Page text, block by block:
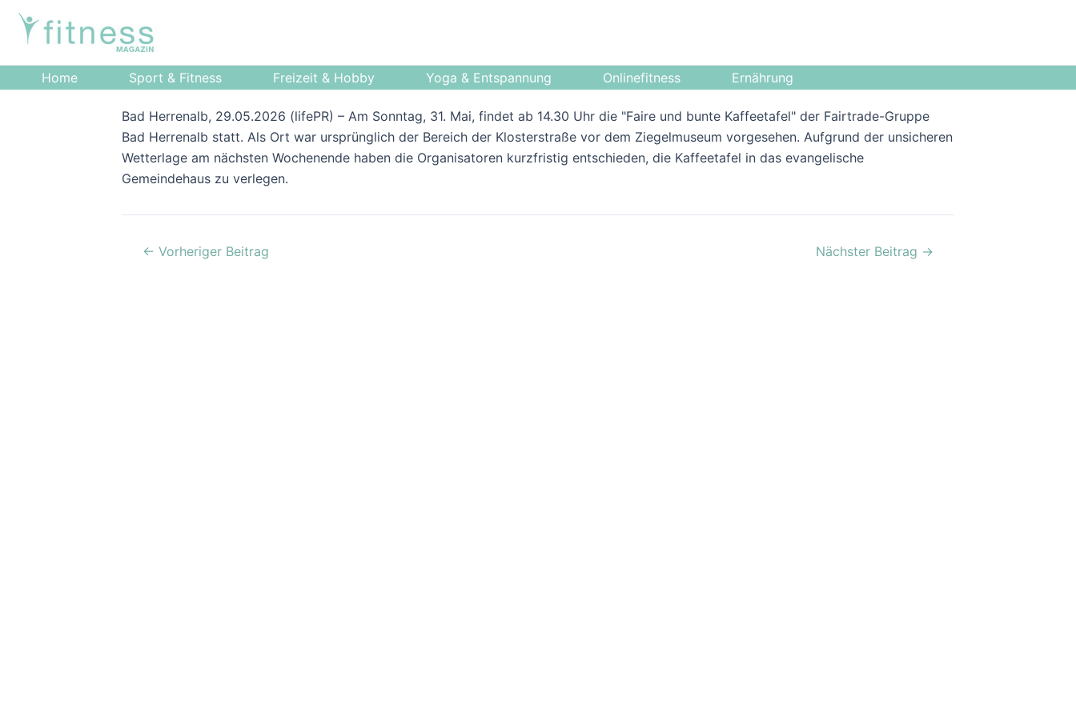
Zum
Inhalt
Home
Sport & Fitness Freizeit & Hobby Yoga & Entspannung Onlinefitness Ernährung
Bad Herrenalb, 29.05.2026 (lifePR) – Am Sonntag, 31. Mai, findet ab 14.30 Uhr die "Faire und bunte Kaffeetafel" der Fairtrade-Gruppe
Bad Herrenalb statt. Als Ort war ursprünglich der Bereich der Klosterstraße vor dem Ziegelmuseum vorgesehen. Aufgrund der unsicheren
Wetterlage am nächsten Wochenende haben die Organisatoren kurzfristig entschieden, die Kaffeetafel in das evangelische
Gemeindehaus zu verlegen.
navigation
← Vorheriger Beitrag Nächster Beitrag →